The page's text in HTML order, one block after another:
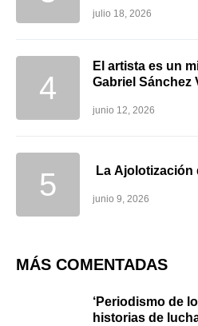
julio 18, 2026
El artista es un
Gabriel Sánchez
junio 12, 2026
La Ajolotización
junio 9, 2026
MÁS COMENTADAS
‘Periodismo de
historias de